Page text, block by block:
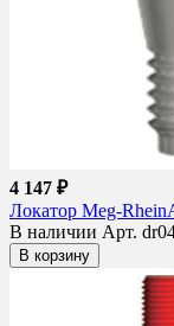
4 147 ₽
Локатор Meg-
В наличии Арт.
В корзину